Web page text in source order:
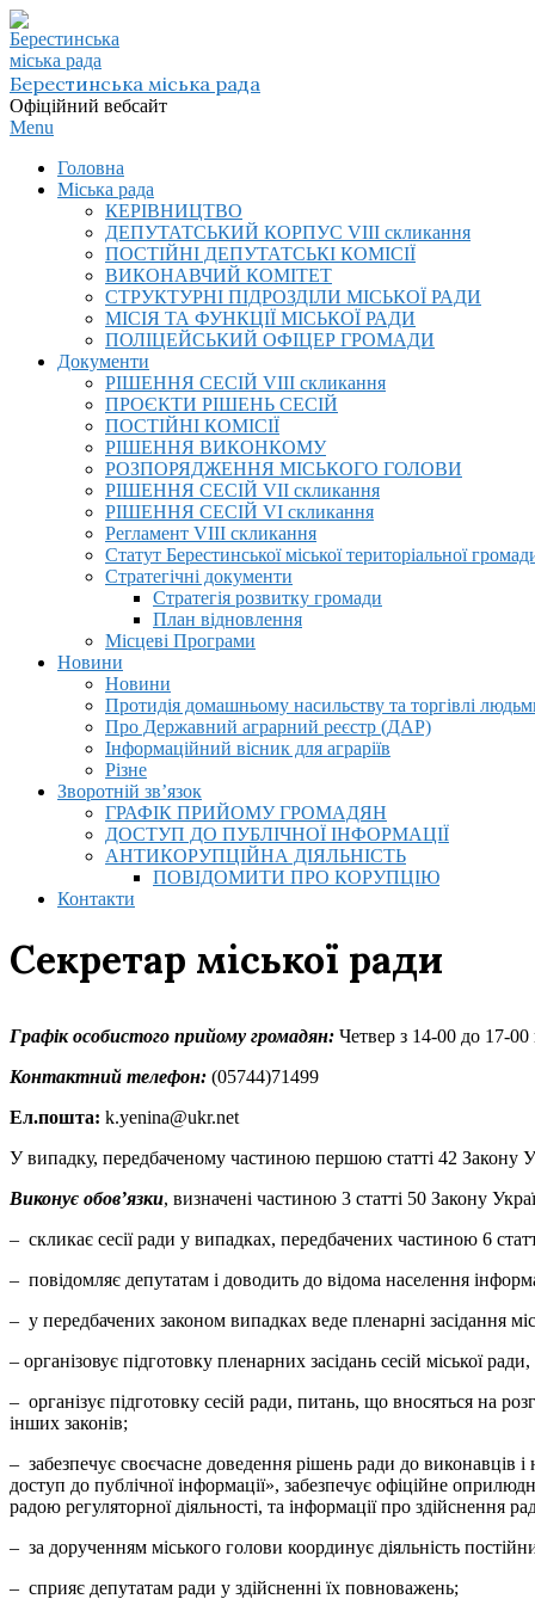
Skip
to
content
Берестинська міська рада
Офіційний вебсайт
Primary
Menu
Menu
Головна
Міська рада
КЕРІВНИЦТВО
ДЕПУТАТСЬКИЙ КОРПУС VIІI скликання
ПОСТІЙНІ ДЕПУТАТСЬКІ КОМІСІЇ
ВИКОНАВЧИЙ КОМІТЕТ
СТРУКТУРНІ ПІДРОЗДІЛИ МІСЬКОЇ РАДИ
МІСІЯ ТА ФУНКЦІЇ МІСЬКОЇ РАДИ
ПОЛІЦЕЙСЬКИЙ ОФІЦЕР ГРОМАДИ
Документи
РІШЕННЯ СЕСІЙ VIІI скликання
ПРОЄКТИ РІШЕНЬ СЕСІЙ
ПОСТІЙНІ КОМІСІЇ
РІШЕННЯ ВИКОНКОМУ
РОЗПОРЯДЖЕННЯ МІСЬКОГО ГОЛОВИ
РІШЕННЯ СЕСІЙ VII скликання
РІШЕННЯ СЕСІЙ VI скликання
Регламент VIІI скликання
Статут Берестинської міської територіальної
Стратегічні документи
Стратегія розвитку громади
План відновлення
Місцеві Програми
Новини
Новини
Протидія домашньому насильству та торгівлі
Про Державний аграрний реєстр (ДАР)
Інформаційний вісник для аграріїв
Різне
Зворотній зв’язок
ГРАФІК ПРИЙОМУ ГРОМАДЯН
ДОСТУП ДО ПУБЛІЧНОЇ ІНФОРМАЦІЇ
АНТИКОРУПЦІЙНА ДІЯЛЬНІСТЬ
ПОВІДОМИТИ ПРО КОРУПЦІЮ
Контакти
Секретар міської ради
Графік особистого прийому громадян: Четвер з 14-00 до 17-00
Контактний телефон: (05744)71499
Ел.пошта: k.yenina@ukr.net
У випадку, передбаченому частиною першою статті 42 Закону
Виконує обов’язки, визначені частиною 3 статті 50 Закону
– скликає сесії ради у випадках, передбачених частиною 6
– повідомляє депутатам і доводить до відома населення
– у передбачених законом випадках веде пленарні засідання
– організовує підготовку пленарних засідань сесій міської
– організує підготовку сесій ради, питань, що вносяться на
інших законів;
– забезпечує своєчасне доведення рішень ради до виконавців
доступ до публічної інформації», забезпечує офіційне
радою регуляторної діяльності, та інформації про здійснення
– за дорученням міського голови координує діяльність
– сприяє депутатам ради у здійсненні їх повноважень;